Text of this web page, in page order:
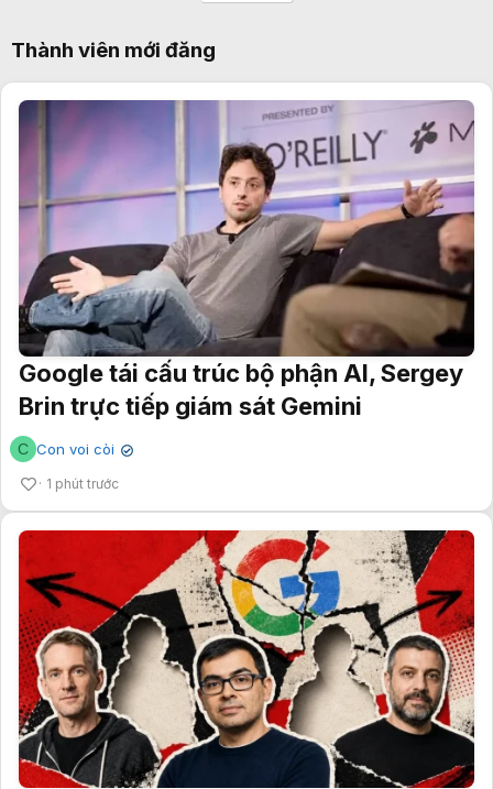
Thành viên mới đăng
Google tái cấu trúc bộ phận AI, Sergey
Brin trực tiếp giám sát Gemini
C Con voi còi ✔
1 phút trước